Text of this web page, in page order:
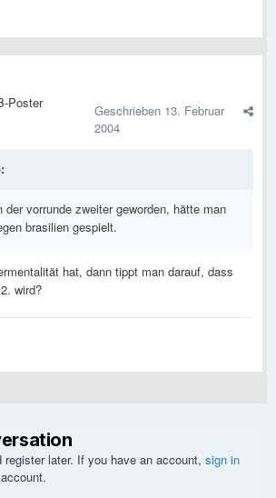
Poster Geschrieben 13. Februar
2004
der vorrunde zweiter geworden, hätte man
brasilien gespielt.
hat, dann tippt man darauf, dass
wird?
register later. If you have an account, sign in